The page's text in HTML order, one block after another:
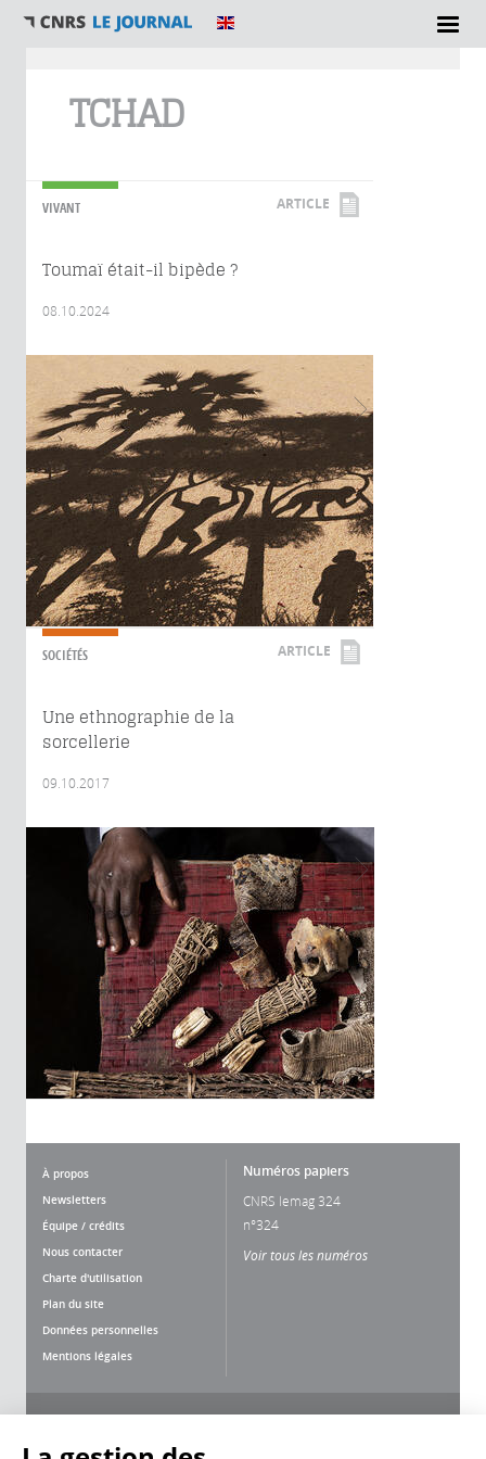
TCHAD
VIVANT ARTICLE
Toumaï était-il bipède ?
08.10.2024
SOCIÉTÉS ARTICLE
Une ethnographie de la
sorcellerie
09.10.2017
À propos
Newsletters
Équipe / crédits
Nous contacter
Charte d'utilisation
Plan du site
Données personnelles
Mentions légales
Numéros papiers
CNRS lemag 324
n°324
Voir tous les numéros